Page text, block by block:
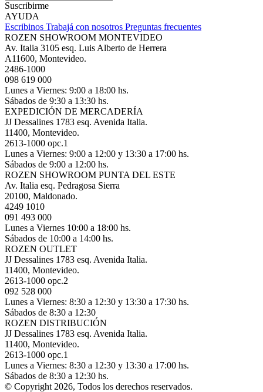
Suscribirme
AYUDA
Escribinos Trabajá con nosotros Preguntas frecuentes
ROZEN SHOWROOM MONTEVIDEO
Av. Italia 3105 esq. Luis Alberto de Herrera
A11600, Montevideo.
2486-1000
098 619 000
Lunes a Viernes: 9:00 a 18:00 hs.
Sábados de 9:30 a 13:30 hs.
EXPEDICIÓN DE MERCADERÍA
JJ Dessalines 1783 esq. Avenida Italia.
11400, Montevideo.
2613-1000 opc.1
Lunes a Viernes: 9:00 a 12:00 y 13:30 a 17:00 hs.
Sábados de 9:00 a 12:00 hs.
ROZEN SHOWROOM PUNTA DEL ESTE
Av. Italia esq. Pedragosa Sierra
20100, Maldonado.
4249 1010
091 493 000
Lunes a Viernes 10:00 a 18:00 hs.
Sábados de 10:00 a 14:00 hs.
ROZEN OUTLET
JJ Dessalines 1783 esq. Avenida Italia.
11400, Montevideo.
2613-1000 opc.2
092 528 000
Lunes a Viernes: 8:30 a 12:30 y 13:30 a 17:30 hs.
Sábados de 8:30 a 12:30
ROZEN DISTRIBUCIÓN
JJ Dessalines 1783 esq. Avenida Italia.
11400, Montevideo.
2613-1000 opc.1
Lunes a Viernes: 8:30 a 12:30 y 13:30 a 17:00 hs.
Sábados de 8:30 a 12:30 hs.
© Copyright 2026, Todos los derechos reservados.